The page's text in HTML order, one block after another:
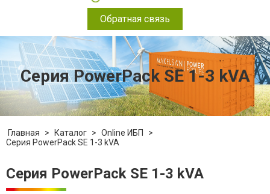
Обратная связь
Серия PowerPack SE 1-3 kVA
Главная > Каталог > Online ИБП
>
Серия PowerPack SE 1-3 kVA
Серия PowerPack SE 1-3 kVA